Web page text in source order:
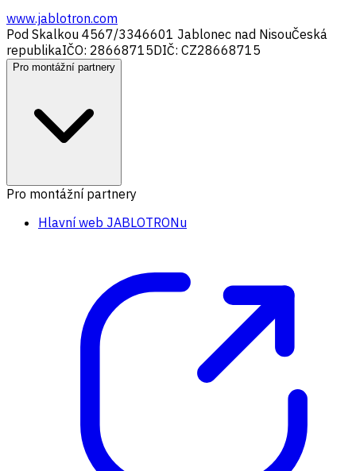
www.jablotron.com
Pod Skalkou 4567/3346601 Jablonec nad NisouČeská
republikaIČO: 28668715DIČ: CZ28668715
Pro montážní partnery
Pro montážní partnery
Hlavní web JABLOTRONu